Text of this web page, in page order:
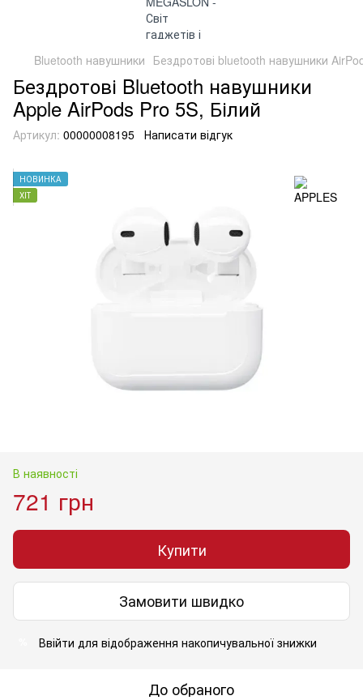
Bluetooth навушники Бездротові bluetooth навушники
Бездротові Bluetooth навушники
Apple AirPods Pro 5S, Білий
Артикул: 00000008195 Написати відгук
НОВИНКА
ХІТ
В наявності
721 грн
Купити
Замовити швидко
Ввійти для відображення накопичувальної знижки
До обраного